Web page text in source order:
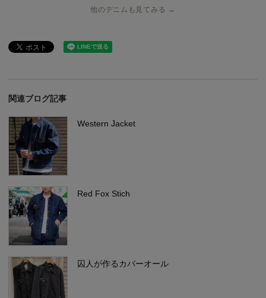
他のデニムも見てみる →
関連ブログ記事
Western Jacket
Red Fox Stich
囚人が作るカバーオール